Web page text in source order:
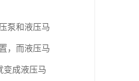
泵和液压马
，而液压马
变成液压马